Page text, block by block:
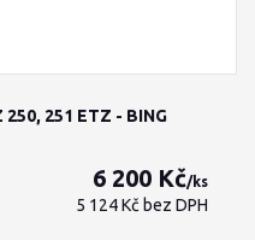
251 ETZ - BING
6 200 Kč/ks
5 124 Kč bez DPH